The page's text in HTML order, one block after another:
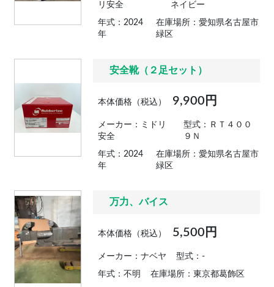
リ安全
ネイビー
年式：2024
年
在庫場所：愛知県名古屋市
緑区
安全靴（２足セット）
本体価格（税込） 9,900円
メーカー：ミドリ
安全
型式：ＲＴ４００
９Ｎ
年式：2024
年
在庫場所：愛知県名古屋市
緑区
万力、バイス
本体価格（税込） 5,500円
メーカー：ナベヤ 型式：-
年式：不明 在庫場所：東京都葛飾区